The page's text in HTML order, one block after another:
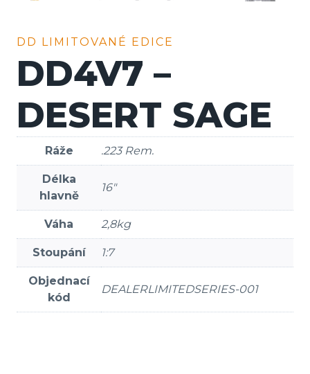
DD LIMITOVANÉ EDICE
DD4V7 –
DESERT SAGE
Ráže .223 Rem.
Délka
hlavně
16″
Váha 2,8kg
Stoupání 1:7
Objednací
kód
DEALERLIMITEDSERIES-001